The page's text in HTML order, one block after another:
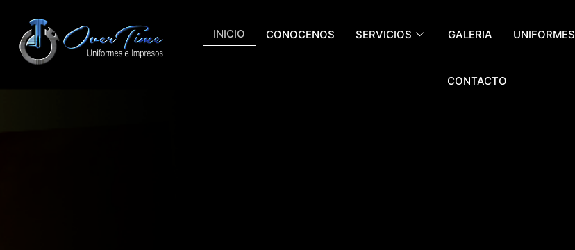
INICIO CONOCENOS SERVICIOS GALERIA UNIFORMES
CONTACTO